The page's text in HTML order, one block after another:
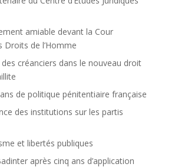
amiable devant la Cour
Droits de l’Homme
des créanciers dans le nouveau droit
ans de politique pénitentiaire française
des institutions sur les partis
et libertés publiques
après cinq ans d’application